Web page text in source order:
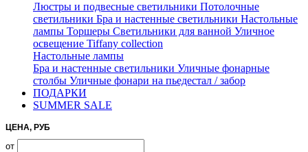
Люстры и подвесные светильники Потолочные
светильники Бра и настенные светильники Настольные
лампы Торшеры Светильники для ванной Уличное
освещение Tiffany collection
Настольные лампы
Бра и настенные светильники Уличные фонарные
столбы Уличные фонари на пьедестал / забор
ПОДАРКИ
SUMMER SALE
ЦЕНА, РУБ
от